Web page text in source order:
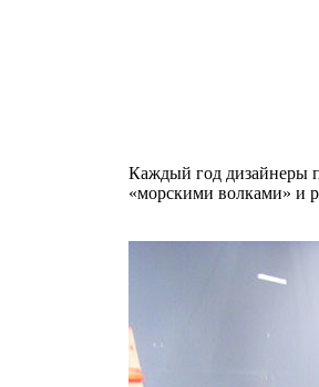
Каждый год дизайнеры
«морскими волками» и